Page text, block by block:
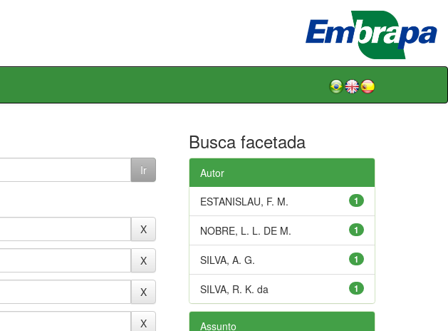
Busca facetada
Autor
1
ESTANISLAU, F. M.
1
NOBRE, L. L. DE M.
1
SILVA, A. G.
1
SILVA, R. K. da
Assunto